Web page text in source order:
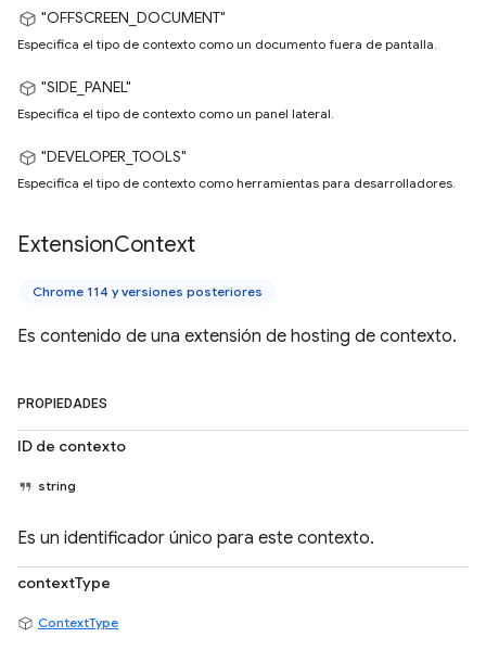
"OFFSCREEN_DOCUMENT"
Especifica el tipo de contexto como un documento fuera de pantalla.
"SIDE_PANEL"
Especifica el tipo de contexto como un panel lateral.
"DEVELOPER_TOOLS"
Especifica el tipo de contexto como herramientas para desarrolladores.
ExtensionContext
Chrome 114 y versiones posteriores
Es contenido de una extensión de hosting de contexto.
PROPIEDADES
ID de contexto
string
Es un identificador único para este contexto.
contextType
ContextType